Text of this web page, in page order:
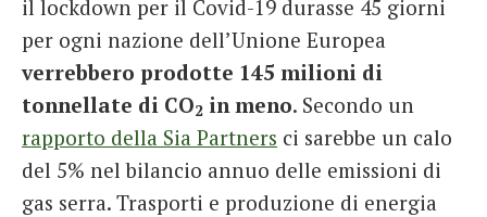
il lockdown per il Covid-19 durasse 45 giorni
per ogni nazione dell’Unione Europea
verrebbero prodotte 145 milioni di
tonnellate di CO2 in meno. Secondo un
rapporto della Sia Partners ci sarebbe un calo
del 5% nel bilancio annuo delle emissioni di
gas serra. Trasporti e produzione di energia